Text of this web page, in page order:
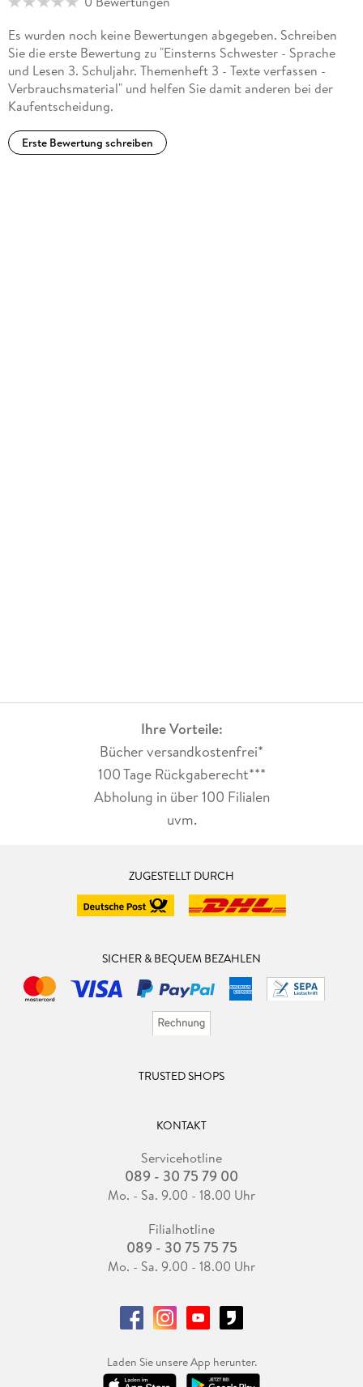
Es wurden noch keine Bewertungen abgegeben. Schreiben
Sie die erste Bewertung zu "Einsterns Schwester - Sprache
und Lesen 3. Schuljahr. Themenheft 3 - Texte verfassen -
Verbrauchsmaterial" und helfen Sie damit anderen bei der
Kaufentscheidung.
Erste Bewertung schreiben
Ihre Vorteile:
Bücher versandkostenfrei*
100 Tage Rückgaberecht***
Abholung in über 100 Filialen
uvm.
ZUGESTELLT DURCH
SICHER & BEQUEM BEZAHLEN
TRUSTED SHOPS
KONTAKT
Servicehotline
089 - 30 75 79 00
Mo. - Sa. 9.00 - 18.00 Uhr
Filialhotline
089 - 30 75 75 75
Mo. - Sa. 9.00 - 18.00 Uhr
Laden Sie unsere App herunter.